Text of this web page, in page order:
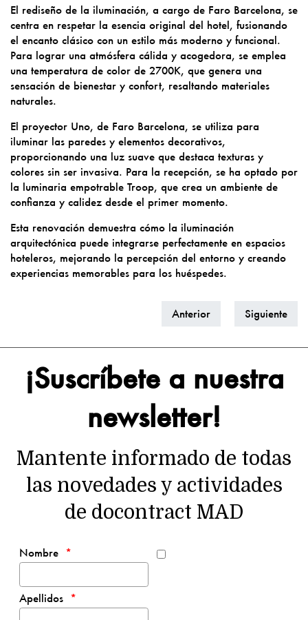
El rediseño de la iluminación, a cargo de Faro Barcelona, se
centra en respetar la esencia original del hotel, fusionando
el encanto clásico con un estilo más moderno y funcional.
Para lograr una atmósfera cálida y acogedora, se emplea
una temperatura de color de 2700K, que genera una
sensación de bienestar y confort, resaltando materiales
naturales.
El proyector Uno, de Faro Barcelona, se utiliza para
iluminar las paredes y elementos decorativos,
proporcionando una luz suave que destaca texturas y
colores sin ser invasiva. Para la recepción, se ha optado por
la luminaria empotrable Troop, que crea un ambiente de
confianza y calidez desde el primer momento.
Esta renovación demuestra cómo la iluminación
arquitectónica puede integrarse perfectamente en espacios
hoteleros, mejorando la percepción del entorno y creando
experiencias memorables para los huéspedes.
Anterior Siguiente
¡Suscríbete a nuestra
newsletter!
Mantente informado de todas
las novedades y actividades
de docontract MAD
Nombre
Apellidos